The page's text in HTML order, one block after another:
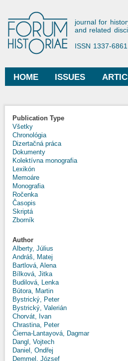
Forum
journal for
and related
ISSN 1337-6861
Main menu
HOME ISSUES
Publication Type
Všetky
Chronológia
Dizertačná práca
Dokumenty
Kolektívna monografia
Lexikón
Memoáre
Monografia
Ročenka
Časopis
Skriptá
Zborník
Author
Alberty, Július
Andráš, Matej
Bartlová, Alena
Bílková, Jitka
Budilová, Lenka
Bútora, Martin
Bystrický, Peter
Bystrický, Valerián
Chorvát, Ivan
Chrastina, Peter
Čierna-Lantayová, Dagmar
Dangl, Vojtech
Daniel, Ondřej
Demmel, József